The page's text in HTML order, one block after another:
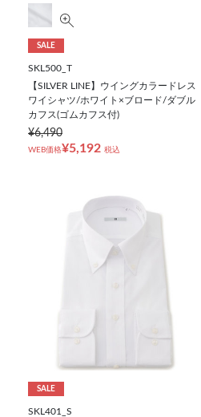
SALE
SKL500_T
【SILVER LINE】ウイングカラードレス
ワイシャツ/ホワイト×ブロード/ダブル
カフス(ゴムカフス付)
¥6,490
WEB価格¥5,192 税込
SALE
SKL401_S